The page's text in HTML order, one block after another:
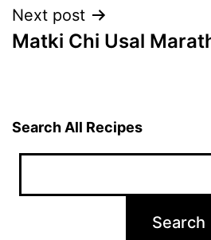
Next post
Matki Chi Usal
Search All Recipes